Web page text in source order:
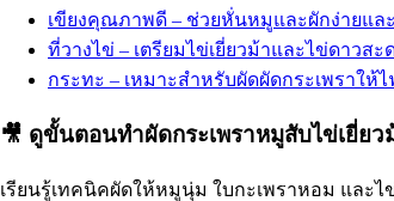
เขียงคุณภาพดี – ช่วยหั่นหมูและผักง่ายแล
ที่วางไข่ – เตรียมไข่เยี่ยวม้าและไข่ดาวสะ
กระทะ – เหมาะสำหรับผัดผัดกระเพราใ
🎥 ดูขั้นตอนทำผัดกระเพราหมูสับไข่เยี่ย
เรียนรู้เทคนิคผัดให้หมูนุ่ม ใบกะเพราหอม และไ